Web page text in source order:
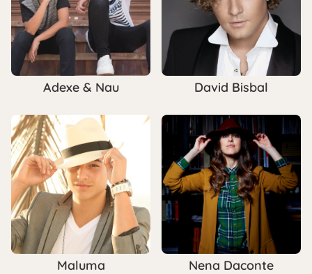
Adexe & Nau David Bisbal
Maluma Nena Daconte